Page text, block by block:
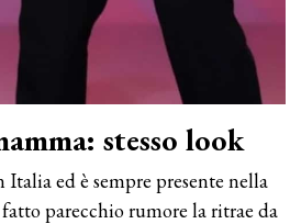
stesso look
ed è sempre presente nella
parecchio rumore la ritrae da